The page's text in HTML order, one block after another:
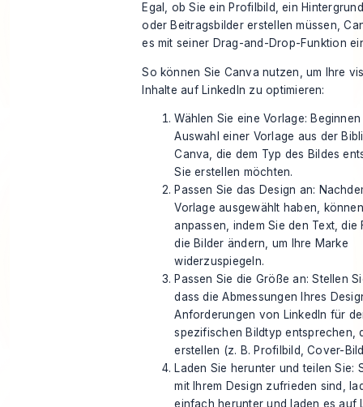
Egal, ob Sie ein Profilbild, ein
oder Beitragsbilder erstellen müssen,
es mit seiner Drag-and-Drop-Funktion
So können Sie Canva nutzen, um Ihre
Inhalte auf LinkedIn zu optimieren:
Wählen Sie eine Vorlage:
Auswahl einer Vorlage aus der
Canva, die dem Typ des Bildes
Sie erstellen möchten.
Passen Sie das Design an:
Vorlage ausgewählt haben,
anpassen, indem Sie den Text, die
die Bilder ändern, um Ihre Marke
widerzuspiegeln.
Passen Sie die Größe an: Stellen
dass die Abmessungen Ihres
Anforderungen von LinkedIn für
spezifischen Bildtyp entsprechen,
erstellen (z. B. Profilbild, Cover-
Laden Sie herunter und teilen Sie:
mit Ihrem Design zufrieden sind,
einfach herunter und laden es auf